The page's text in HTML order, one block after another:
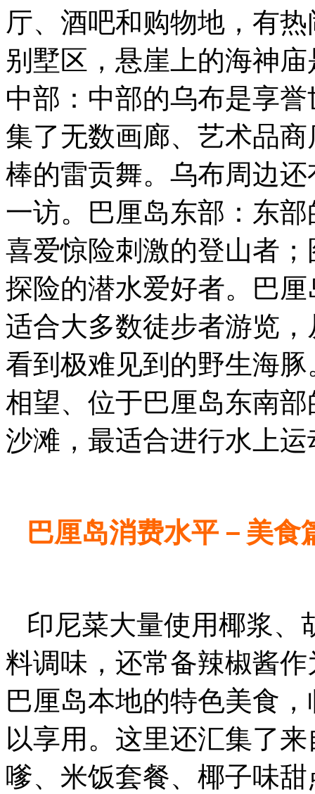
厅、酒吧和购物地，有
别墅区，悬崖上的海神
中部：中部的乌布是享
集了无数画廊、艺术品
棒的雷贡舞。乌布周边
一访。巴厘岛东部：东
喜爱惊险刺激的登山者
探险的潜水爱好者。巴
适合大多数徒步者游览
看到极难见到的野生海
相望、位于巴厘岛东南
沙滩，最适合进行水上运
巴厘岛消费水平－美食
印尼菜大量使用椰浆、
料调味，还常备辣椒酱作
巴厘岛本地的特色美食
以享用。这里还汇集了
嗲、米饭套餐、椰子味